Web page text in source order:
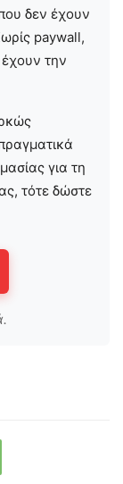
δεν έχουν
paywall,
την
για τη
τότε δώστε